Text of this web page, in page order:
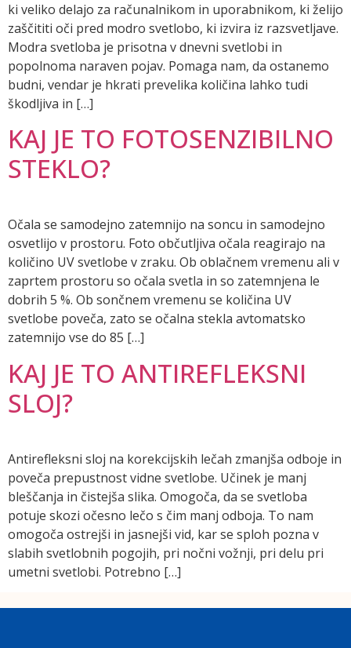
ki veliko delajo za računalnikom in uporabnikom, ki želijo
zaščititi oči pred modro svetlobo, ki izvira iz razsvetljave.
Modra svetloba je prisotna v dnevni svetlobi in
popolnoma naraven pojav. Pomaga nam, da ostanemo
budni, vendar je hkrati prevelika količina lahko tudi
škodljiva in […]
KAJ JE TO FOTOSENZIBILNO
STEKLO?
Očala se samodejno zatemnijo na soncu in samodejno
osvetlijo v prostoru. Foto občutljiva očala reagirajo na
količino UV svetlobe v zraku. Ob oblačnem vremenu ali v
zaprtem prostoru so očala svetla in so zatemnjena le
dobrih 5 %. Ob sončnem vremenu se količina UV
svetlobe poveča, zato se očalna stekla avtomatsko
zatemnijo vse do 85 […]
KAJ JE TO ANTIREFLEKSNI
SLOJ?
Antirefleksni sloj na korekcijskih lečah zmanjša odboje in
poveča prepustnost vidne svetlobe. Učinek je manj
bleščanja in čistejša slika. Omogoča, da se svetloba
potuje skozi očesno lečo s čim manj odboja. To nam
omogoča ostrejši in jasnejši vid, kar se sploh pozna v
slabih svetlobnih pogojih, pri nočni vožnji, pri delu pri
umetni svetlobi. Potrebno […]